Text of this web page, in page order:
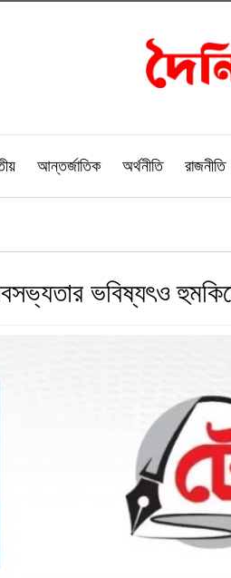
আন্তর্জাতিক অর্থনীতি রাজনীতি
ভবিষ্যৎও